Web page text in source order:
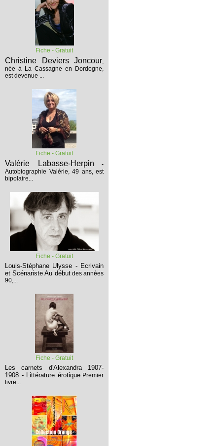
Fiche - Gratuit
Christine Deviers Joncour,
née à La Cassagne en Dordogne,
est devenue ...
Fiche - Gratuit
Valérie Labasse-Herpin -
Autobiographie Valérie, 49 ans, est
bipolaire...
Fiche - Gratuit
Louis-Stéphane Ulysse - Ecrivain
et Scénariste Au débutdes années
90,...
Fiche - Gratuit
Les carnets d'Alexandra 1907-
1908 - Littérature érotique Premier
livre...